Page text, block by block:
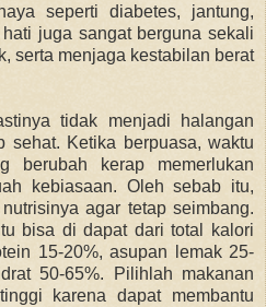
seperti diabetes, jantung,
juga sangat berguna sekali
serta menjaga kestabilan berat
tidak menjadi halangan
sehat. Ketika berpuasa, waktu
berubah kerap memerlukan
kebiasaan. Oleh sebab itu,
agar tetap seimbang.
bisa di dapat dari total kalori
15-20%, asupan lemak 25-
50-65%. Pilihlah makanan
karena dapat membantu